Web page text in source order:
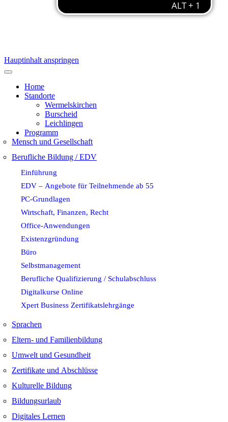
Hauptinhalt anspringen
Home
Standorte
Wermelskirchen
Burscheid
Leichlingen
Programm
Mensch und Gesellschaft
Berufliche Bildung / EDV
Einführung
EDV – Angebote für Teilnehmende ab 55
PC-Grundlagen
Wirtschaft, Finanzen, Recht
Office-Anwendungen
Existenzgründung
Büro
Selbstmanagement
Berufliche Qualifizierung / Schulabschluss
Digitalkurse Online
Xpert Business Zertifikatslehrgänge
Sprachen
Eltern- und Familienbildung
Umwelt und Gesundheit
Zertifikate und Abschlüsse
Kulturelle Bildung
Bildungsurlaub
Digitales Lernen